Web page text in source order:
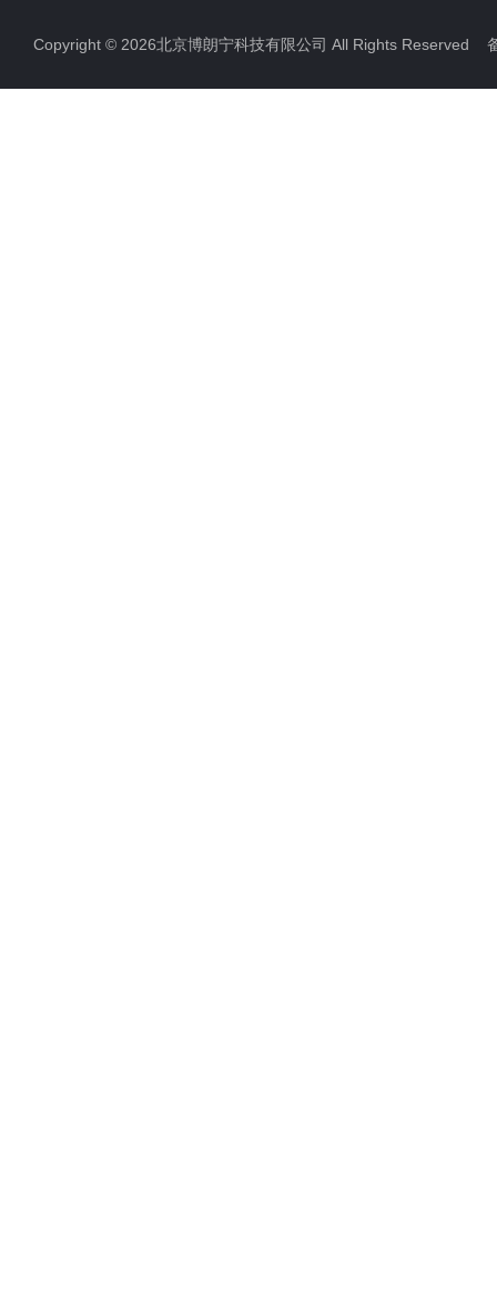
Copyright © 2026北京博朗宁科技有限公司 All Rights Reserved